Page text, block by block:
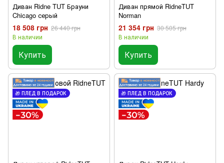
Диван Ridne TUT Брауни
Chicago серый
18 508 грн 26 440 грн
В наличии
Купить
Диван прямой RidneTUT
Norman
21 354 грн 30 505 грн
В наличии
Купить
🎁 ПЛЕД В ПОДАРОК 🎁 ПЛЕД В ПОДАРОК